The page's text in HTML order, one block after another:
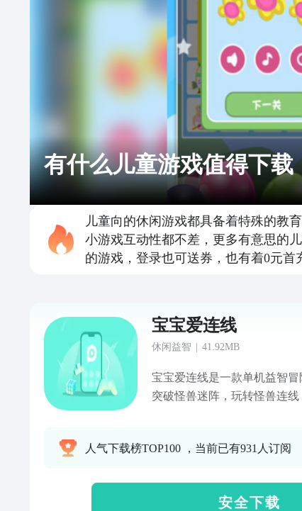
有什么儿童游戏值得下载
儿童向的休闲游戏都具备着特殊的教
小游戏互动性都不差，更多有意思的
的游戏，登录也可送券，也有着0元首
宝宝爱连线
休闲益智 41.92MB
宝宝爱连线是一款单机益智
突破怪兽迷阵，玩转怪兽连
1、一对一动物连连看. 2、在
人气下载榜TOP100 ，当前已有931人订阅
安 全 下 载